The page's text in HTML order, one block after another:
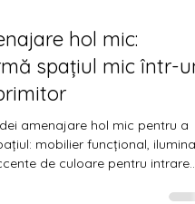
hol mic:
spațiul mic într-un
amenajare hol mic pentru a